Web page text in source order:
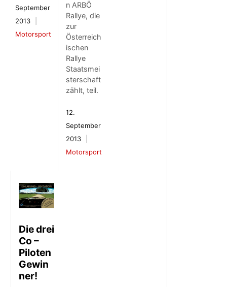
September
2013
Motorsport
n ARBÖ
Rallye, die
zur
Österreich
ischen
Rallye
Staatsmei
sterschaft
zählt, teil.
12.
September
2013
Motorsport
Die drei
Co –
Piloten
Gewin
ner!